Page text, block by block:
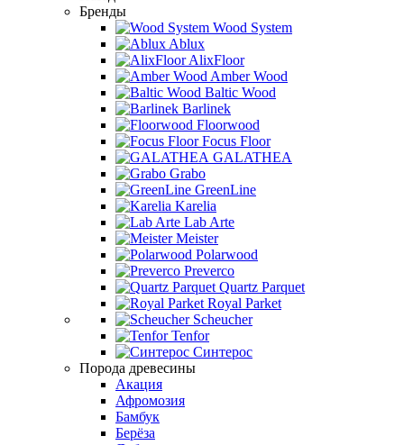
Бренды
Wood System
Ablux
AlixFloor
Amber Wood
Baltic Wood
Barlinek
Floorwood
Focus Floor
GALATHEA
Grabo
GreenLine
Karelia
Lab Arte
Meister
Polarwood
Preverco
Quartz Parquet
Royal Parket
Scheucher
Tenfor
Синтерос
Порода древесины
Акация
Афромозия
Бамбук
Берёза